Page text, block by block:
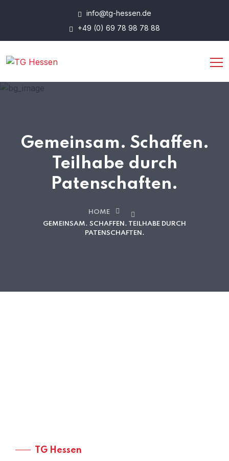
info@tg-hessen.de
+49 (0) 69 78 98 78 88
Gemeinsam. Schaffen.
Teilhabe durch
Patenschaften.
HOME
GEMEINSAM. SCHAFFEN. TEILHABE DURCH
PATENSCHAFTEN.
TG Hessen